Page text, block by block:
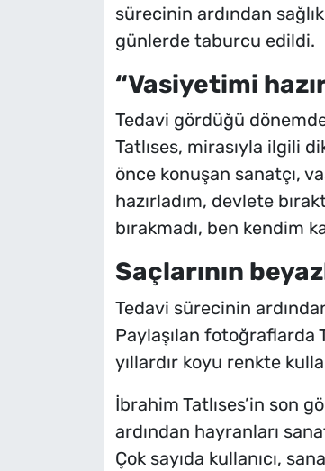
sürecinin ardından
günlerde taburcu edildi.
“Vasiyetimi
Tedavi gördüğü
Tatlıses, mirasıyla ilgili
önce konuşan sanatçı,
hazırladım, devlete
bırakmadı, ben kendim
Saçlarının
Tedavi sürecinin
Paylaşılan fotoğraflarda
yıllardır koyu renkte
İbrahim Tatlıses’in son
ardından hayranları
Çok sayıda kullanıcı,